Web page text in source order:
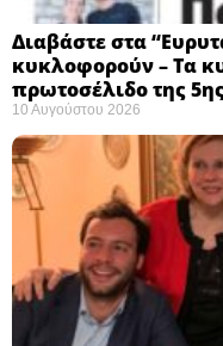
Διαβάστε στα
κυκλοφορούν – Τα
πρωτοσέλιδο της
10 Αυγούστου 2026